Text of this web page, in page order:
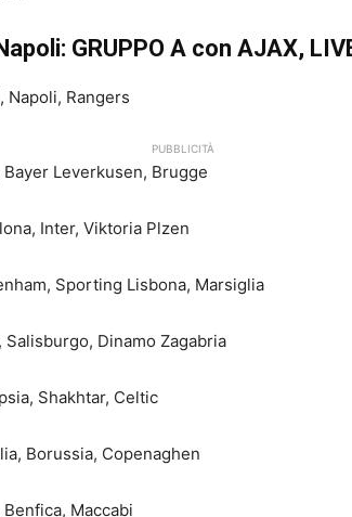
GRUPPO A con AJAX,
Napoli, Rangers
PUBBLICITÀ
Leverkusen, Brugge
Inter, Viktoria Plzen
Sporting Lisbona, Marsiglia
Salisburgo, Dinamo Zagabria
Shakhtar, Celtic
Borussia, Copenaghen
Maccabi